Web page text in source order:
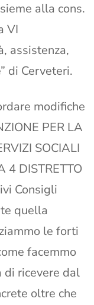
alla cons.
VI
assistenza,
di Cerveteri.
modifiche
PER LA
SOCIALI
4 DISTRETTO
Consigli
quella
le forti
facemmo
di ricevere dal
oltre che